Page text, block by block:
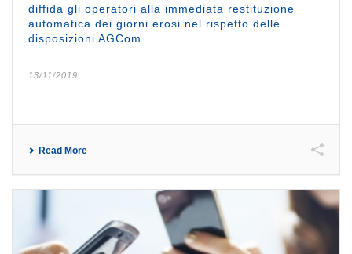
diffida gli operatori alla immediata restituzione
automatica dei giorni erosi nel rispetto delle
disposizioni AGCom.
13/11/2019
Read More